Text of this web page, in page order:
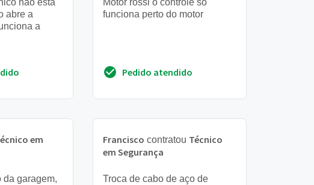
naõ esta
abre a
a
Motor rossi o controle só
funciona perto do motor
Pedido atendido
em
da garagem,
Francisco contratou Técnico
em Segurança
Troca de cabo de aço de